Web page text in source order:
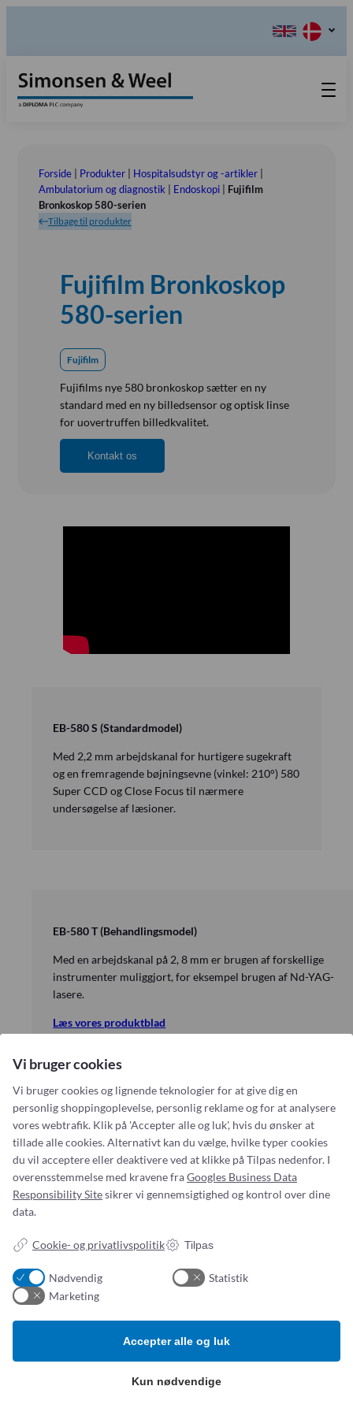
Retur-, Reklamations- og
Reparationsformular
Kontakt os
Send ordination
Vores Værdier
Bestyrelsen
Udstillinger
Showroom
Referensinstallation
Vision, Mission, Miljø og Kvalitet
Kliniske diætister
Salgs- og Leveringsbetingelser
Ledige Stillinger
Tlf.: (+45) 70 25 56 10
Forside| Produkter| Hospitalsudstyr og -artikler|
Ambulatorium og diagnostik
Endoskopi| Fujifilm
Bronkoskop 580-serien
Tilbage til produkter
Fujifilm Bronkoskop
580-serien
Fujifilm
Fujifilms nye 580 bronkoskop sætter en ny
standard med en ny billedsensor og optisk linse
for uovertruffen billedkvalitet.
Kontakt os
EB-580 S (Standardmodel)
Med 2,2 mm arbejdskanal for hurtigere sugekraft
og en fremragende bøjningsevne (vinkel: 210°) 580
Super CCD og Close Focus til nærmere
undersøgelse af læsioner.
EB-580 T (Behandlingsmodel)
Med en arbejdskanal på 2, 8 mm er brugen af forskellige
instrumenter muliggjort, for eksempel brugen af Nd-YAG-
lasere.
Læs vores produktblad
Addresse:
Simonsen & Weel
2635 Ishøj
CVR NR. 13093032
Nyheder
Kontakt os
Vi bruger cookies
Vi bruger cookies og lignende teknologier for at give dig en
personlig shoppingoplevelse, personlig reklame og for at analysere
vores webtrafik. Klik på 'Accepter alle og luk', hvis du ønsker at
tillade alle cookies. Alternativt kan du vælge, hvilke typer cookies
du vil acceptere eller deaktivere ved at klikke på Tilpas nedenfor. I
overensstemmelse med kravene fraGoogles Business Data
Responsibility Sitesikrer vi gennemsigtighed og kontrol over dine
data.
Cookie- og privatlivspolitik Tilpas
Nødvendig
Statistik
Marketing
Kun nødvendige
Accepter alle og luk